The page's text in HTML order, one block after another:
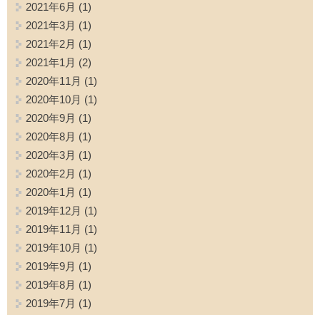
2021年6月 (1)
2021年3月 (1)
2021年2月 (1)
2021年1月 (2)
2020年11月 (1)
2020年10月 (1)
2020年9月 (1)
2020年8月 (1)
2020年3月 (1)
2020年2月 (1)
2020年1月 (1)
2019年12月 (1)
2019年11月 (1)
2019年10月 (1)
2019年9月 (1)
2019年8月 (1)
2019年7月 (1)